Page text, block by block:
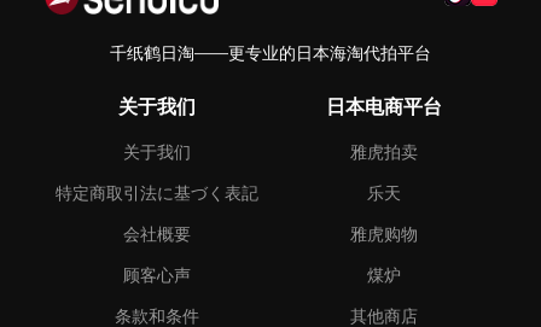
千纸鹤日淘——更专业的日本海淘代拍平台
关于我们
关于我们
特定商取引法に基づく表記
会社概要
顾客心声
条款和条件
日本电商平台
雅虎拍卖
乐天
雅虎购物
煤炉
其他商店